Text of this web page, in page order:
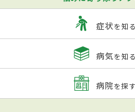
症状を知る
病気を知る
病院を探す